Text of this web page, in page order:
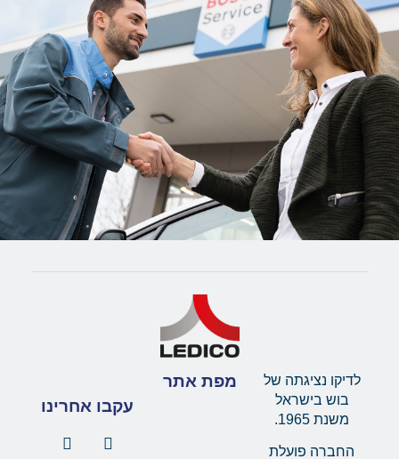
לדיקו נציגתה של
בוש בישראל
משנת 1965.
החברה פועלת
מפת אתר
עקבו אחרינו